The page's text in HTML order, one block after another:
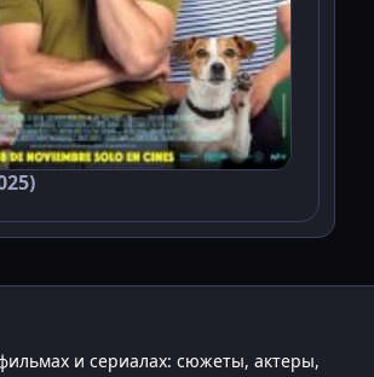
и сериалах: сюжеты, актеры,